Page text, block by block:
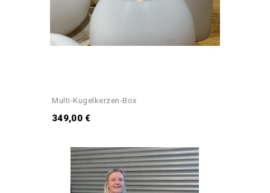
Multi-Kugelkerzen-Box
349,00 €